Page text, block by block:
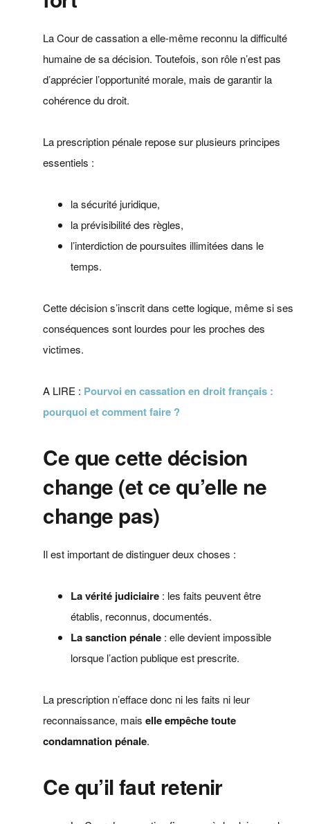
La Cour de cassation a elle-même reconnu la difficulté
humaine de sa décision. Toutefois, son rôle n’est pas
d’apprécier l’opportunité morale, mais de garantir la
cohérence du droit.
La prescription pénale repose sur plusieurs principes
essentiels :
la sécurité juridique,
la prévisibilité des règles,
l’interdiction de poursuites illimitées dans le
temps.
Cette décision s’inscrit dans cette logique, même si ses
conséquences sont lourdes pour les proches des
victimes.
A LIRE : Pourvoi en cassation en droit français :
pourquoi et comment faire ?
Ce que cette décision
change (et ce qu’elle ne
change pas)
Il est important de distinguer deux choses :
La vérité judiciaire : les faits peuvent être
établis, reconnus, documentés.
La sanction pénale : elle devient impossible
lorsque l’action publique est prescrite.
La prescription n’efface donc ni les faits ni leur
reconnaissance, maiselle empêche toute
condamnation pénale.
Ce qu’il faut retenir